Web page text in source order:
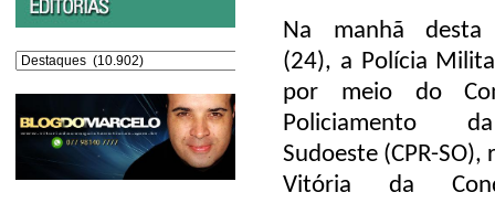
Editorias
Na manhã desta
(24), a Polícia
por meio do
Policiamento
Sudoeste (CPR-SO),
Vitória da